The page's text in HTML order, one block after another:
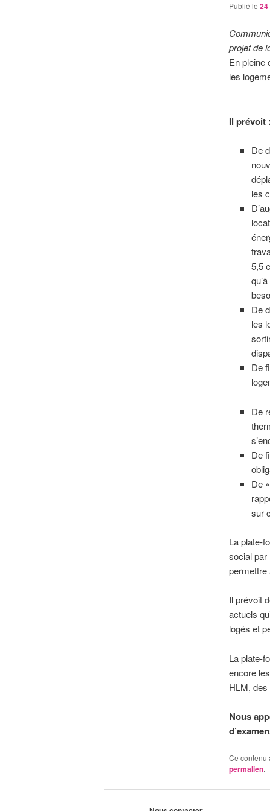
Publié le 24
projet de
En pleine
les
Il prévoit :
De
les
5,5
De
les
De
De
De
De
sur
La plate-
social par
permettre
Il prévoit
actuels
logés et
La plate-
encore
HLM,
Nous
Ce contenu
permalien.